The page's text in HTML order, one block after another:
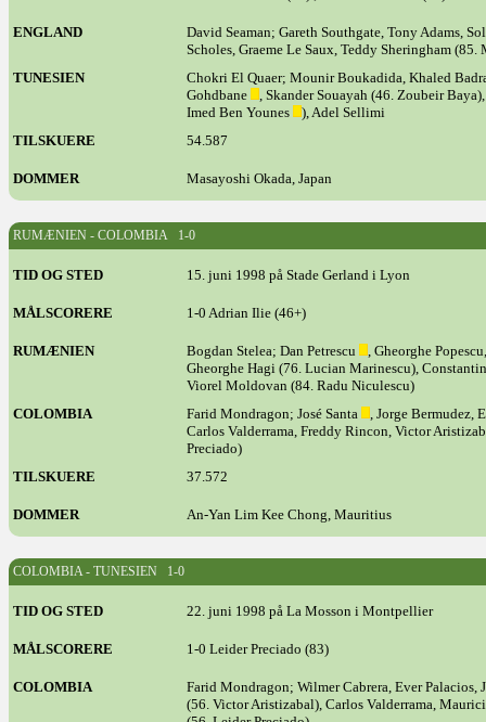
ENGLAND
David Seaman; Gareth Southgate, Tony Adams,
Scholes, Graeme Le Saux, Teddy Sheringham (85.
TUNESIEN
Chokri El Quaer; Mounir Boukadida, Khaled
Gohdbane
, Skander Souayah (46. Zoubeir
Imed Ben Younes
), Adel Sellimi
TILSKUERE
54.587
DOMMER Masayoshi Okada, Japan
RUMÆNIEN - COLOMBIA 1-0
TID OG STED 15. juni 1998 på Stade Gerland i Lyon
MÅLSCORERE 1-0 Adrian Ilie (46+)
RUMÆNIEN Bogdan Stelea; Dan Petrescu
, Gheorghe
Gheorghe Hagi (76. Lucian Marinescu),
Viorel Moldovan (84. Radu Niculescu)
COLOMBIA
Farid Mondragon; José Santa
, Jorge Bermudez,
Carlos Valderrama, Freddy Rincon, Victor
Preciado)
TILSKUERE
37.572
DOMMER An-Yan Lim Kee Chong, Mauritius
COLOMBIA - TUNESIEN 1-0
TID OG STED 22. juni 1998 på La Mosson i Montpellier
MÅLSCORERE 1-0 Leider Preciado (83)
COLOMBIA
Farid Mondragon; Wilmer Cabrera, Ever Palacios,
(56. Victor Aristizabal), Carlos Valderrama,